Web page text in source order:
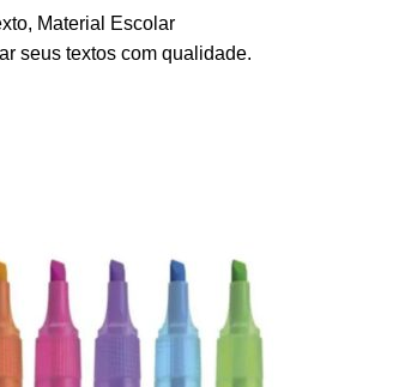
, Material Escolar
seus textos com qualidade.